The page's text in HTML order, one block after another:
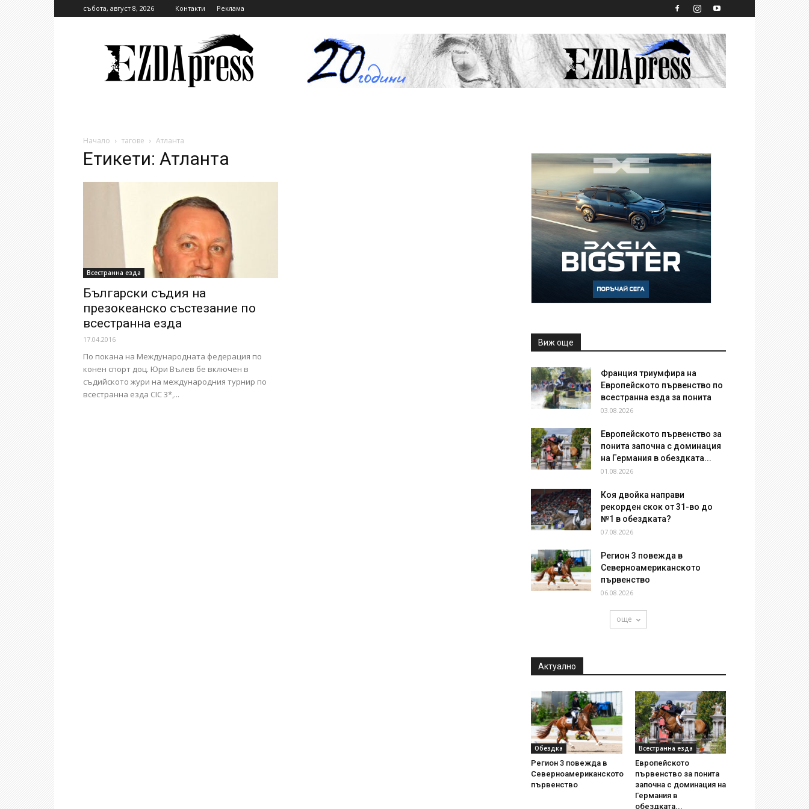
събота, август 8, 2026 Контакти Реклама
Начало тагове Атланта
Етикети: Атланта
Всестранна езда
Български съдия на
презокеанско състезание по
всестранна езда
17.04.2016
По покана на Международната федерация по
конен спорт доц. Юри Вълев бе включен в
съдийското жури на международния турнир по
всестранна езда CIC 3*,...
Виж още
Франция триумфира на
Европейското първенство по
всестранна езда за понита
03.08.2026
Европейското първенство за
понита започна с доминация
на Германия в обездката...
01.08.2026
Коя двойка направи
рекорден скок от 31-во до
№1 в обездката?
07.08.2026
Регион 3 повежда в
Северноамериканското
първенство
06.08.2026
още
Актуално
Обездка
Регион 3 повежда в
Северноамериканското
първенство
Всестранна езда
Европейското
първенство за понита
започна с доминация на
Германия в
обездката...